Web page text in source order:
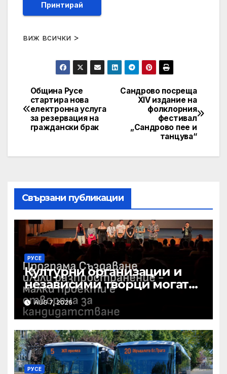
Принтирай
виж всички >
Post
navigation
Сандрово посреща
XIV издание на
фолклорния
фестивал
„Сандрово пее и
танцува“
Община Русе
стартира нова
електронна услуга
за резервация на
граждански брак
Свързани публикации
РУСЕ
Културни организации и
независими творци могат
да получат до 15 000 евро за
свои проекти
AUG 7, 2026
РУСЕ